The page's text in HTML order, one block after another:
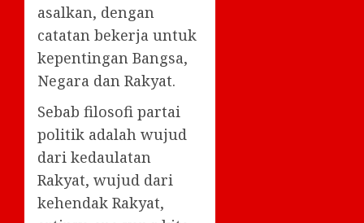
asalkan, dengan
catatan bekerja untuk
kepentingan Bangsa,
Negara dan Rakyat.
Sebab filosofi partai
politik adalah wujud
dari kedaulatan
Rakyat, wujud dari
kehendak Rakyat,